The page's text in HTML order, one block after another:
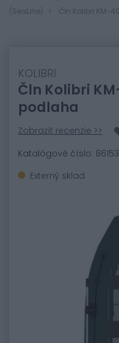
(SeaLine)
Čln Kolibri KM-
KOLIBRI
Čln Kolibri
podlaha
Zobraziť recenzie >>
Katalógové číslo: 86153
Externý sklad